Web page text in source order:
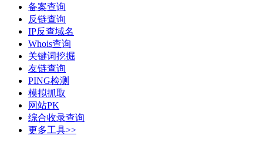
备案查询
反链查询
IP反查域名
Whois查询
关键词挖掘
友链查询
PING检测
模拟抓取
网站PK
综合收录查询
更多工具>>